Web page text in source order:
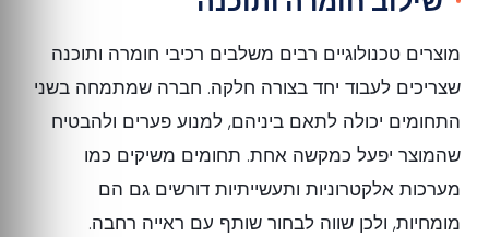
מוצרים טכנולוגיים רבים משלבים רכיבי חומרה ותוכנה
שצריכים לעבוד יחד בצורה חלקה. חברה שמתמחה בשני
התחומים יכולה לתאם ביניהם, למנוע פערים ולהבטיח
שהמוצר יפעל כמקשה אחת. תחומים משיקים כמו
מערכות אלקטרוניות ותעשייתיות דורשים גם הם
מומחיות, ולכן שווה לבחור שותף עם ראייה רחבה.